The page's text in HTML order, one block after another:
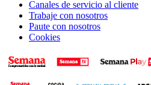
Canales de servicio al cliente
Trabaje con nosotros
Paute con nosotros
Cookies